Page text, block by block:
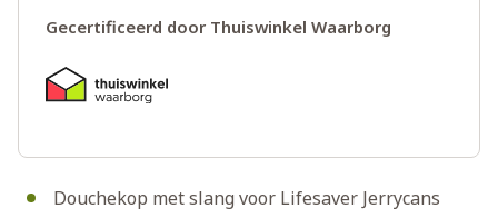
Douchekop met slang voor Lifesaver Jerrycans
Gecertificeerd door Thuiswinkel Waarborg